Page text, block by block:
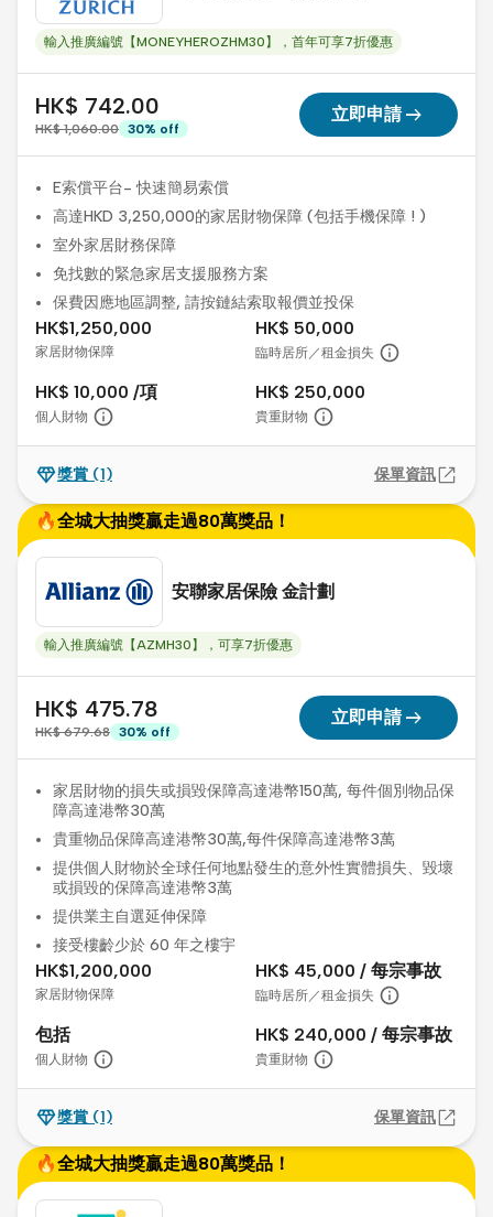
輸入推廣編號【MONEYHEROZHM30】，首年可享7折優惠
HK$ 742.00
HK$ 1,060.00 30% off
立即申請arrow_right_alt
E索償平台- 快速簡易索償
高達HKD 3,250,000的家居財物保障 (包括手機保障 ! )
室外家居財務保障
免找數的緊急家居支援服務方案
保費因應地區調整, 請按鏈結索取報價並投保
HK$1,250,000
家居財物保障
HK$ 50,000
臨時居所／租金損失
HK$ 10,000 /項
個人財物
HK$ 250,000
貴重財物
獎賞 (1) 保單資訊
🔥全城大抽獎贏走過80萬獎品！
安聯家居保險 金計劃
輸入推廣編號【AZMH30】，可享7折優惠
HK$ 475.78
HK$ 679.68 30% off
立即申請arrow_right_alt
家居財物的損失或損毀保障高達港幣150萬, 每件個別物品保
障高達港幣30萬
貴重物品保障高達港幣30萬,每件保障高達港幣3萬
提供個人財物於全球任何地點發生的意外性實體損失、毀壞
或損毀的保障高達港幣3萬
提供業主自選延伸保障
接受樓齡少於 60 年之樓宇
HK$1,200,000
家居財物保障
HK$ 45,000 / 每宗事故
臨時居所／租金損失
包括
個人財物
HK$ 240,000 / 每宗事故
貴重財物
獎賞 (1) 保單資訊
🔥全城大抽獎贏走過80萬獎品！